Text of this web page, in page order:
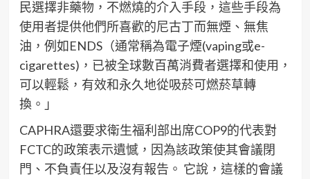
民選擇非藥物，不燃燒的介入手段，這些手段為
使用者提供他們所喜歡的尼古丁而無煙、無焦
油，例如ENDS（通常稱為電子煙(vaping或e-
cigarettes)，已被全球數百萬消費者選擇和使用，
可以輕鬆，有效和永久地從吸菸可燃菸草轉
換。」
CAPHRA還要求衛生福利部出席COP9的代表對
FCTC的政策表示遺憾，因為該政策使其會議閉
門、不負責任以及沒有報告。 它說，這樣的會議